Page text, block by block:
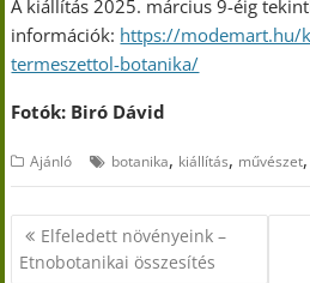
A kiállítás 2025. március 9-éig
információk: https://modemart.hu/
termeszettol-botanika/
Fotók: Biró Dávid
Ajánló botanika, kiállítás, művészet
Bejegyzés
navigáció
Elfeledett növényeink –
Etnobotanikai összesítés